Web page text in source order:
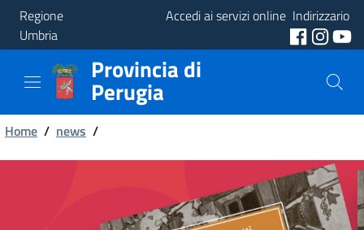
Regione
Umbria
Accedi ai servizi online Indirizzario
Provincia
Aree
Tematiche
Provincia di
Perugia
Briciole
di
Home / news /